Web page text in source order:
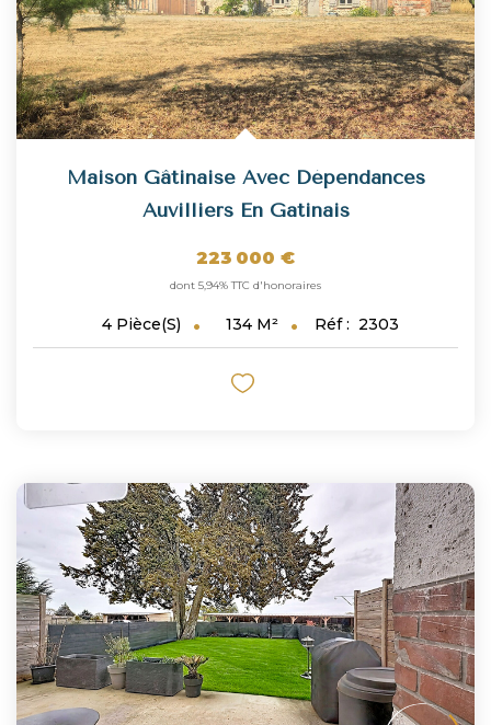
Maison Gâtinaise Avec Dépendances
Auvilliers En Gatinais
223 000 €
dont 5,94% TTC d'honoraires
4 Pièce(s) 134 M² Réf : 2303